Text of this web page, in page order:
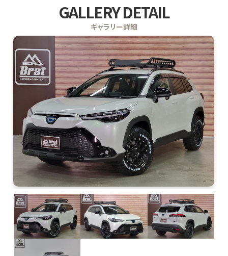
GALLERY DETAIL
ギャラリー詳細